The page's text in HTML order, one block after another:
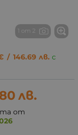
1 от 2
/ 146.69 лв. с
лв.
от